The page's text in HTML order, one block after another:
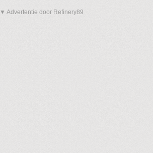
▼ Advertentie door Refinery89